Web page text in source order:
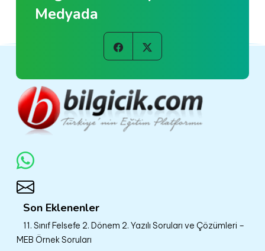
Medyada
Son Eklenenler
11. Sınıf Felsefe 2. Dönem 2. Yazılı Soruları ve Çözümleri –
MEB Örnek Soruları